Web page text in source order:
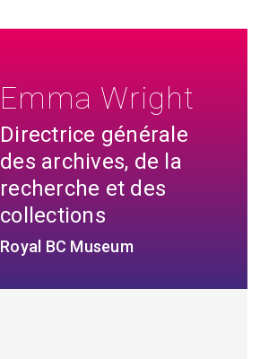
Emma Wright
Directrice générale
des archives, de la
recherche et des
collections
Royal BC Museum